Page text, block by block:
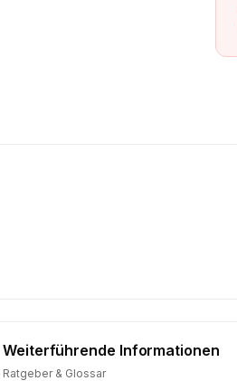
Weiterführende Informationen
Ratgeber & Glossar